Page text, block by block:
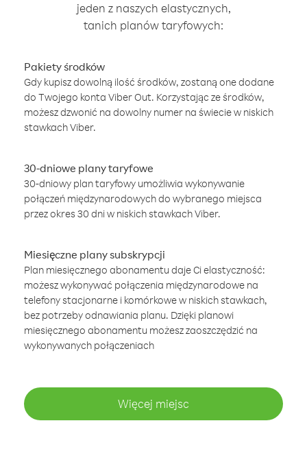
jeden z naszych elastycznych,
tanich planów taryfowych:
Pakiety środków
Gdy kupisz dowolną ilość środków, zostaną one dodane
do Twojego konta Viber Out. Korzystając ze środków,
możesz dzwonić na dowolny numer na świecie w niskich
stawkach Viber.
30-dniowe plany taryfowe
30-dniowy plan taryfowy umożliwia wykonywanie
połączeń międzynarodowych do wybranego miejsca
przez okres 30 dni w niskich stawkach Viber.
Miesięczne plany subskrypcji
Plan miesięcznego abonamentu daje Ci elastyczność:
możesz wykonywać połączenia międzynarodowe na
telefony stacjonarne i komórkowe w niskich stawkach,
bez potrzeby odnawiania planu. Dzięki planowi
miesięcznego abonamentu możesz zaoszczędzić na
wykonywanych połączeniach
Więcej miejsc